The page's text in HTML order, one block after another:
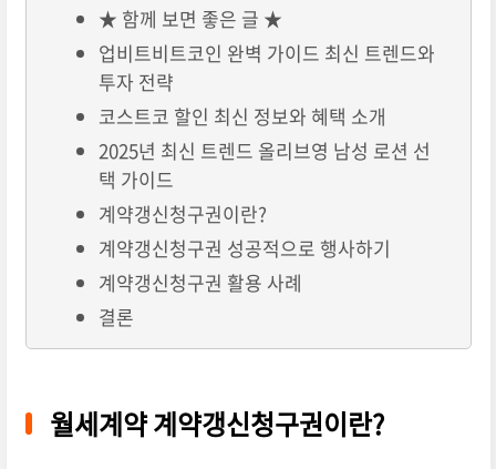
★ 함께 보면 좋은 글 ★
업비트비트코인 완벽 가이드 최신 트렌드와
투자 전략
코스트코 할인 최신 정보와 혜택 소개
2025년 최신 트렌드 올리브영 남성 로션 선
택 가이드
계약갱신청구권이란?
계약갱신청구권 성공적으로 행사하기
계약갱신청구권 활용 사례
결론
월세계약 계약갱신청구권이란?